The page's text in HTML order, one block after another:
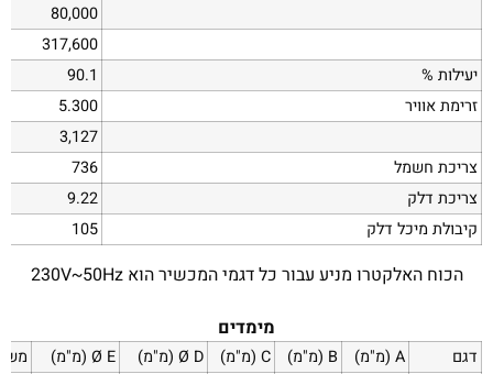
80,000
317,600
יעילות %
90.1
זרימת אוויר
5.300
3,127
צריכת חשמל
736
צריכת דלק
9.22
קיבולת מיכל דלק
105
הכוח האלקטרו מניע עבור כל דגמי המכשיר הוא 230V~50Hz
מימדים
דגם A (מ"מ) B (מ"מ) C (מ"מ) Ø D (מ"מ) Ø E (מ"מ)